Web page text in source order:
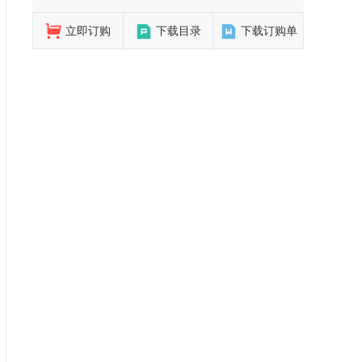
立即订购 下载目录 下载订购单